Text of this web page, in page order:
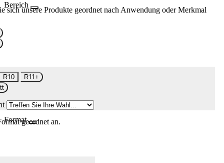
Bereich
sich unsere Produkte geordnet nach Anwendung oder Merkmal
R10
R11+
Formatgeordnet an.